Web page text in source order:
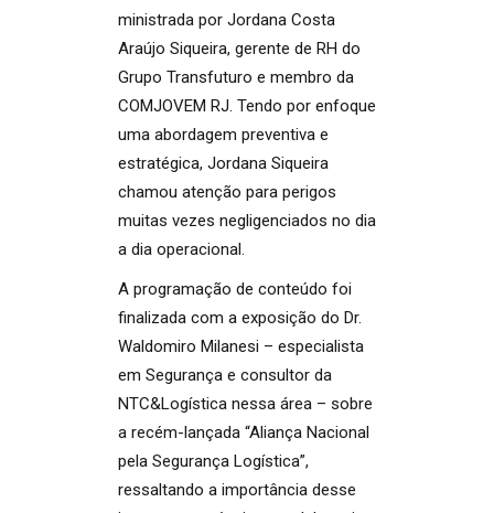
ministrada por Jordana Costa
Araújo Siqueira, gerente de RH do
Grupo Transfuturo e membro da
COMJOVEM RJ. Tendo por enfoque
uma abordagem preventiva e
estratégica, Jordana Siqueira
chamou atenção para perigos
muitas vezes negligenciados no dia
a dia operacional.
A programação de conteúdo foi
finalizada com a exposição do Dr.
Waldomiro Milanesi – especialista
em Segurança e consultor da
NTC&Logística nessa área – sobre
a recém-lançada “Aliança Nacional
pela Segurança Logística”,
ressaltando a importância desse